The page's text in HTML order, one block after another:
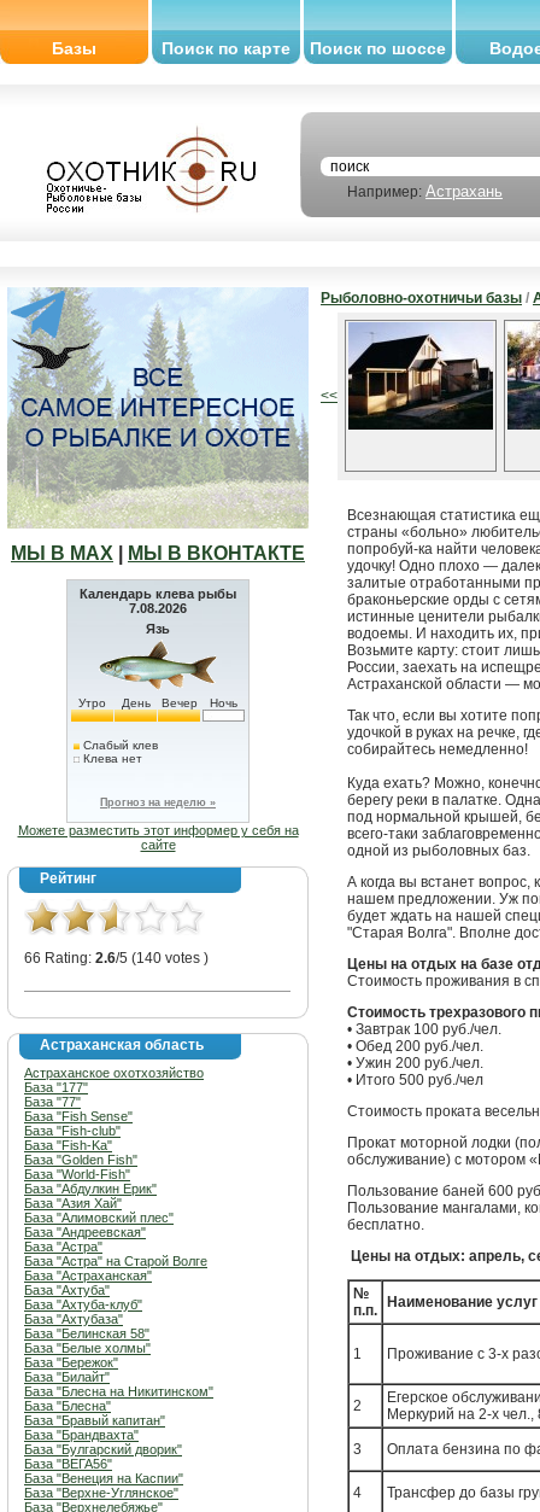
Базы Поиск по карте Поиск по шоссе
Например: Астрахань
МЫ В МАХ МЫ В ВКОНТАКТЕ
Календарь клева рыбы
7.08.2026
Язь
Утро День Вечер Ночь
Слабый клев
Клева нет
Прогноз на неделю »
Можете разместить этот информер у себя на
сайте
Рейтинг
66 Rating: 2.6/5 (140 votes )
Астраханская область
Астраханское охотхозяйство
База "177"
База "77"
База "Fish Sense"
База "Fish-club"
База "Fish-Ka"
База "Golden Fish"
База "World-Fish"
База "Абдулкин Ерик"
База "Азия Хай"
База "Алимовский плес"
База "Андреевская"
База "Астра"
База "Астра" на Старой Волге
База "Астраханская"
База "Ахтуба"
База "Ахтуба-клуб"
База "Ахтубаза"
База "Белинская 58"
База "Белые холмы"
База "Бережок"
База "Билайт"
База "Блесна на Никитинском"
База "Блесна"
База "Бравый капитан"
База "Брандвахта"
База "Булгарский дворик"
База "ВЕГА56"
База "Венеция на Каспии"
База "Верхне-Углянское"
База "Верхнелебяжье"
Рыболовно-охотничьи базы /
<<
Всезнающая статистика
страны «больно»
попробуй-ка найти
удочку! Одно плохо —
залитые отработанными
браконьерские орды с
истинные ценители
водоемы. И находить их,
Возьмите карту: стоит
России, заехать на
Астраханской области —
Так что, если вы хотите
удочкой в руках на речке,
собирайтесь немедленно!
Куда ехать? Можно,
берегу реки в палатке.
под нормальной крышей,
всего-таки
одной из рыболовных баз.
А когда вы встанет
нашем предложении. Уж
будет ждать на нашей
"Старая Волга". Вполне
Цены на отдых на базе
Стоимость проживания в
Стоимость трехразового
• Завтрак 100 руб./чел.
• Обед 200 руб./чел.
• Ужин 200 руб./чел.
• Итого 500 руб./чел
Стоимость проката
Прокат моторной лодки
обслуживание) с мотором
Пользование баней 600
Пользование мангалами,
бесплатно.
Цены на отдых: апрель,
№
п.п.
Наименование услуг
1 Проживание с 3-х
2
Егерское
Меркурий на 2-х
3 Оплата бензина по
4 Трансфер до базы